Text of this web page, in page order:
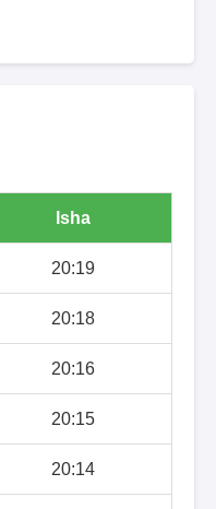
Isha
20:19
20:18
20:16
20:15
20:14